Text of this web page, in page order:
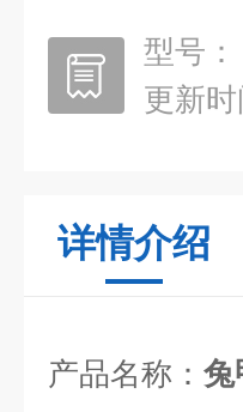
型号：
更新时
详情介绍
产品名称： 兔